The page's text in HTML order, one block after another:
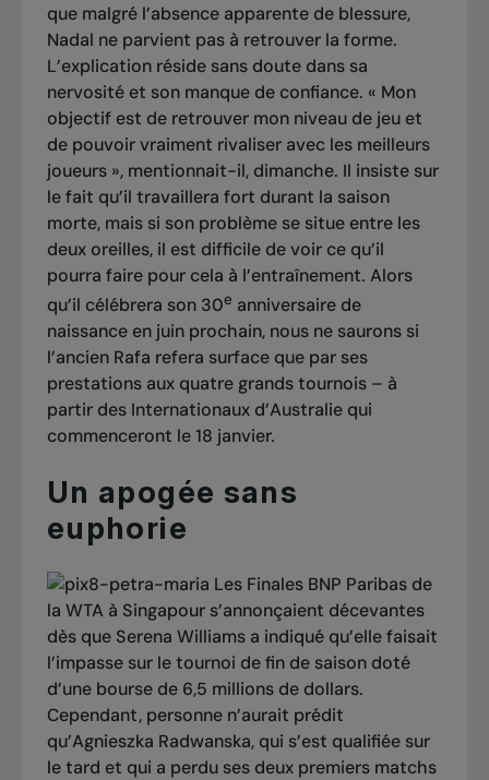
que malgré l’absence apparente de blessure,
Nadal ne parvient pas à retrouver la forme.
L’explication réside sans doute dans sa
nervosité et son manque de confiance. « Mon
objectif est de retrouver mon niveau de jeu et
de pouvoir vraiment rivaliser avec les meilleurs
joueurs », mentionnait-il, dimanche. Il insiste sur
le fait qu’il travaillera fort durant la saison
morte, mais si son problème se situe entre les
deux oreilles, il est difficile de voir ce qu’il
pourra faire pour cela à l’entraînement. Alors
qu’il célébrera son 30e anniversaire de
naissance en juin prochain, nous ne saurons si
l’ancien Rafa refera surface que par ses
prestations aux quatre grands tournois – à
partir des Internationaux d’Australie qui
commenceront le 18 janvier.
Un apogée sans
euphorie
Les Finales BNP Paribas de
la WTA à Singapour s’annonçaient décevantes
dès que Serena Williams a indiqué qu’elle faisait
l’impasse sur le tournoi de fin de saison doté
d’une bourse de 6,5 millions de dollars.
Cependant, personne n’aurait prédit
qu’Agnieszka Radwanska, qui s’est qualifiée sur
le tard et qui a perdu ses deux premiers matchs